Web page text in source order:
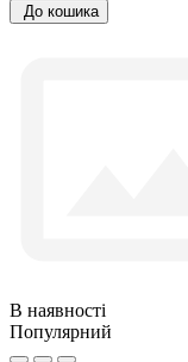
До кошика
В наявності
Популярний